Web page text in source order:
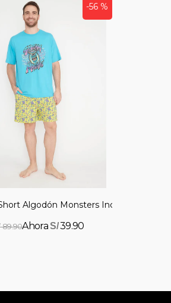
-56 %
Algodón Monsters Inc.
89.90 S/39.90